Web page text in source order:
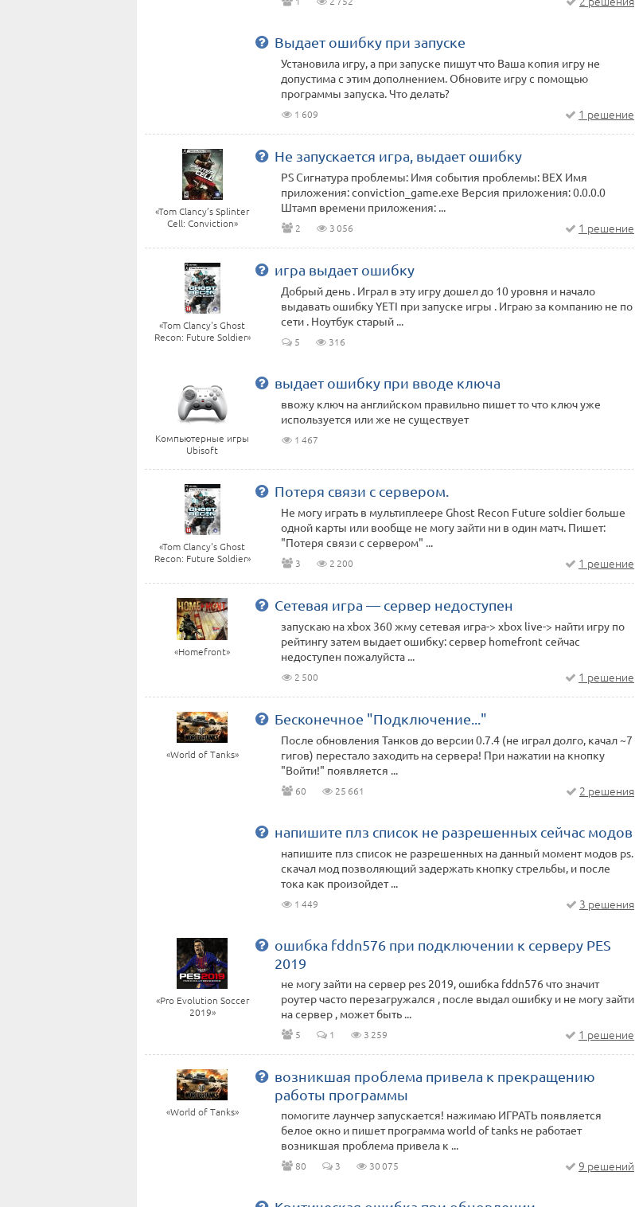
Выдает ошибку при запуске
Установила игру, а при запуске пишут что Ваша копия игру не
допустима с этим дополнением. Обновите игру с помощью
программы запуска. Что делать?
1 609 1 решение
«Tom Clancy’s Splinter
Cell: Conviction»
Не запускается игра, выдает ошибку
PS Сигнатура проблемы: Имя события проблемы: BEX Имя
приложения: conviction_game.exe Версия приложения: 0.0.0.0
Штамп времени приложения: ...
2 3 056 1 решение
«Tom Clancy's Ghost
Recon: Future Soldier»
игра выдает ошибку
Добрый день . Играл в эту игру дошел до 10 уровня и начало
выдавать ошибку YETI при запуске игры . Играю за компанию не по
сети . Ноутбук старый ...
5 316
Компьютерные игры
Ubisoft
выдает ошибку при вводе ключа
ввожу ключ на английском правильно пишет то что ключ уже
используется или же не существует
1 467
«Tom Clancy's Ghost
Recon: Future Soldier»
Потеря связи с сервером.
Не могу играть в мультиплеере Ghost Recon Future soldier больше
одной карты или вообще не могу зайти ни в один матч. Пишет:
"Потеря связи с сервером" ...
3 2 200 1 решение
«Homefront»
Сетевая игра — сервер недоступен
запускаю на xbox 360 жму сетевая игра-> xbox live-> найти игру по
рейтингу затем выдает ошибку: сервер homefront сейчас
недоступен пожалуйста ...
2 500 1 решение
«World of Tanks»
Бесконечное "Подключение..."
После обновления Танков до версии 0.7.4 (не играл долго, качал ~7
гигов) перестало заходить на сервера! При нажатии на кнопку
"Войти!" появляется ...
60 25 661 2 решения
напишите плз список не разрешенных сейчас модов
напишите плз список не разрешенных на данный момент модов ps.
скачал мод позволяющий задержать кнопку стрельбы, и после
тока как произойдет ...
1 449 3 решения
«Pro Evolution Soccer
2019»
ошибка fddn576 при подключении к серверу PES
2019
не могу зайти на сервер pes 2019, ошибка fddn576 что значит
роутер часто перезагружался , после выдал ошибку и не могу зайти
на сервер , может быть ...
5 1 3 259 1 решение
«World of Tanks»
возникшая проблема привела к прекращению
работы программы
помогите лаунчер запускается! нажимаю ИГРАТЬ появляется
белое окно и пишет программа world of tanks не работает
возникшая проблема привела к ...
80 3 30 075 9 решений